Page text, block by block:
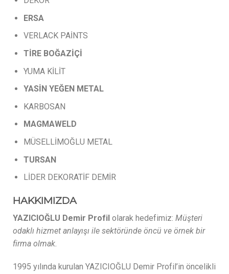
ERSA
VERLACK PAİNTS
TİRE BOĞAZİÇİ
YUMA KİLİT
YASİN YEĞEN METAL
KARBOSAN
MAGMAWELD
MÜSELLİMOĞLU METAL
TURSAN
LİDER DEKORATİF DEMİR
HAKKIMIZDA
YAZICIOĞLU Demir Profil olarak hedefimiz: Müşteri
odaklı hizmet anlayışı ile sektöründe öncü ve örnek bir
firma olmak.
1995 yılında kurulan YAZICIOĞLU Demir Profil’in öncelikli